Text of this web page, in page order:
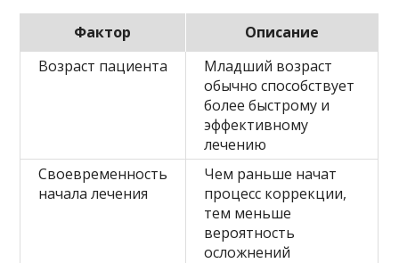
Фактор
Описание
Возраст пациента
Младший возраст
обычно способствует
более быстрому и
эффективному
лечению
Своевременность
начала лечения
Чем раньше начат
процесс коррекции,
тем меньше
вероятность
осложнений